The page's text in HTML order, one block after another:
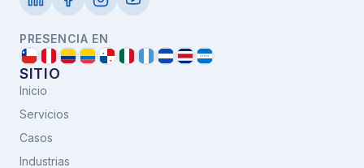
PRESENCIA EN
SITIO
Inicio
Servicios
Casos
Industrias